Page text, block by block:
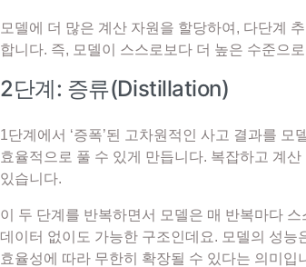
모델에 더 많은 계산 자원을 할당하여, 다단계
합니다. 즉, 모델이 스스로보다 더 높은 수준으
2단계: 증류(Distillation)
1단계에서 ‘증폭’된 고차원적인 사고 결과를
효율적으로 풀 수 있게 만듭니다. 복잡하고 계
있습니다.
이 두 단계를 반복하면서 모델은 매 반복마다
데이터 없이도 가능한 구조인데요. 모델의 성능
효율성에 따라 무한히 확장될 수 있다는 의미